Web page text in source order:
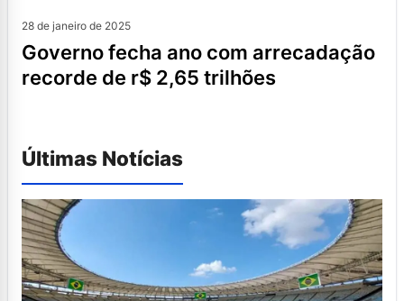
28 de janeiro de 2025
governo fecha ano com arrecadação
recorde de r$ 2,65 trilhões
Últimas Notícias